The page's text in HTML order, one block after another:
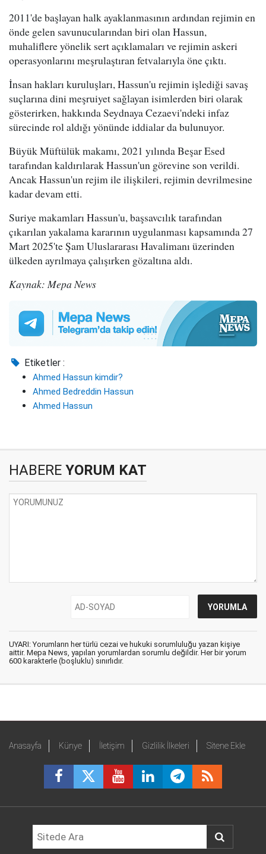
2011'de başlayan halk ayaklanmasının ardından rejimin en
önde gelen savunucularından biri olan Hassun,
muhaliflere yönelik sert açıklamaları ve rejimin askeri
operasyonlarını meşrulaştıran fetvalarıyla öne çıktı.
İnsan hakları kuruluşları, Hassun'u rejimin işlediği savaş
suçlarına dini meşruiyet sağlayan isimlerden biri olarak
gösterirken, hakkında Seydnaya Cezaevi'ndeki infaz
sürecinde rol aldığı yönünde iddialar da bulunuyor.
Büyük Müftülük makamı, 2021 yılında Beşar Esed
tarafından kaldırılarak Hassun'un görevine son verildi.
Ancak Hassun'un rejim ile ilişkileri, rejimin devrilmesine
kadar devam etti.
Suriye makamları Hassun'u, başsavcılık tarafından
çıkarılan yakalama kararının uygulanması kapsamında 27
Mart 2025'te Şam Uluslararası Havalimanı üzerinden
ülkeden ayrılmaya çalışırken gözaltına aldı.
Kaynak: Mepa News
Etiketler :
Ahmed Hassun kimdir?
Ahmed Bedreddin Hassun
Ahmed Hassun
HABERE YORUM KAT
UYARI: Yorumların her türlü cezai ve hukuki sorumluluğu yazan kişiye
aittir. Mepa News, yapılan yorumlardan sorumlu değildir. Her bir yorum
600 karakterle (boşluklu) sınırlıdır.
Anasayfa Künye İletişim Gizlilik İlkeleri Sitene Ekle